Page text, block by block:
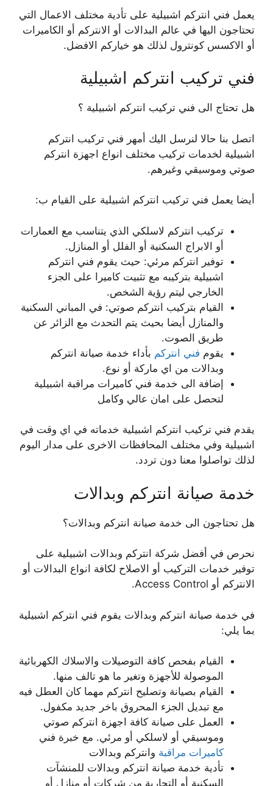
يعمل فني انتركم اشبيلية على تأدية مختلف الاعمال التي
تحتاجون اليها في عالم البدالات أو الانتركم أو الكاميرات
أو الاكسس كونترول لذلك هو خياركم الافضل.
فني تركيب انتركم اشبيلية
هل تحتاج الى فني تركيب انتركم اشبيلية ؟
اتصل بنا حالا لنرسل اليك أمهر فني تركيب انتركم
اشبيلية لخدمات تركيب مختلف انواع اجهزة انتركم
صوتي وموسيقي وغيرهم.
أيضا يعمل فني تركيب انتركم اشبيلية على القيام ب:
تركيب انتركم لاسلكي الذي يتناسب مع العمارات
أو الابراج السكنية أو الفلل أو المنازل.
توفير انتركم مرئي: حيث يقوم فني انتركم
اشبيلية بتركيبه مع تثبيت كاميرا على الجزء
الخارجي ليتم رؤية الشخص.
القيام بتركيب انتركم صوتي: في المباني السكنية
والمنازل أيضا بحيث يتم التحدث مع الزائر عن
طريق الصوت.
يقوم فني انتركم بأداء خدمة صيانة انتركم
وبدالات من اي ماركة أو نوع.
إضافة الى خدمة فني كاميرات مراقبة اشبيلية
لتحصل على امان عالي وكامل
يقدم فني تركيب انتركم اشبيلية خدماته في اي وقت في
اشبيلية وفي مختلف المحافظات الاخرى على مدار اليوم
لذلك تواصلوا معنا دون تردد.
خدمة صيانة انتركم وبدالات
هل تحتاجون الى خدمة صيانة انتركم وبدالات؟
نحرص في أفضل شركة انتركم وبدالات اشبيلية على
توفير خدمات التركيب أو الاصلاح لكافة انواع البدالات أو
الانتركم أو Access Control.
في خدمة صيانة انتركم وبدالات يقوم فني انتركم اشبيلية
بما يلي:
القيام بفحص كافة التوصيلات والاسلاك الكهربائية
الموصولة للأجهزة وتغير ما هو تالف منها.
القيام بصيانة وتصليح انتركم مهما كان العطل فيه
مع تبديل الجزء المحروق باخر جديد مكفول.
العمل على صيانة كافة اجهزة انتركم صوتي
وموسيقي أو لاسلكي أو مرئي. مع خبرة فني
كاميرات مراقبة وانتركم وبدالات
تأدية خدمة صيانة انتركم وبدالات للمنشآت
السكنية أو التجارية من شركات أو منازل أو